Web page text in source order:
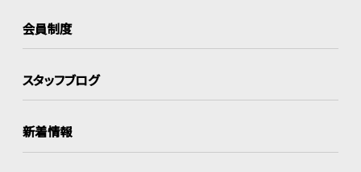
会員制度
スタッフブログ
新着情報